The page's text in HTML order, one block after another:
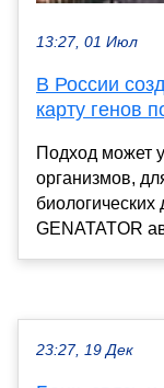
13:27, 01 Июл
В России
карту генов
Подход может
организмов,
GENATATOR
23:27, 19 Дек